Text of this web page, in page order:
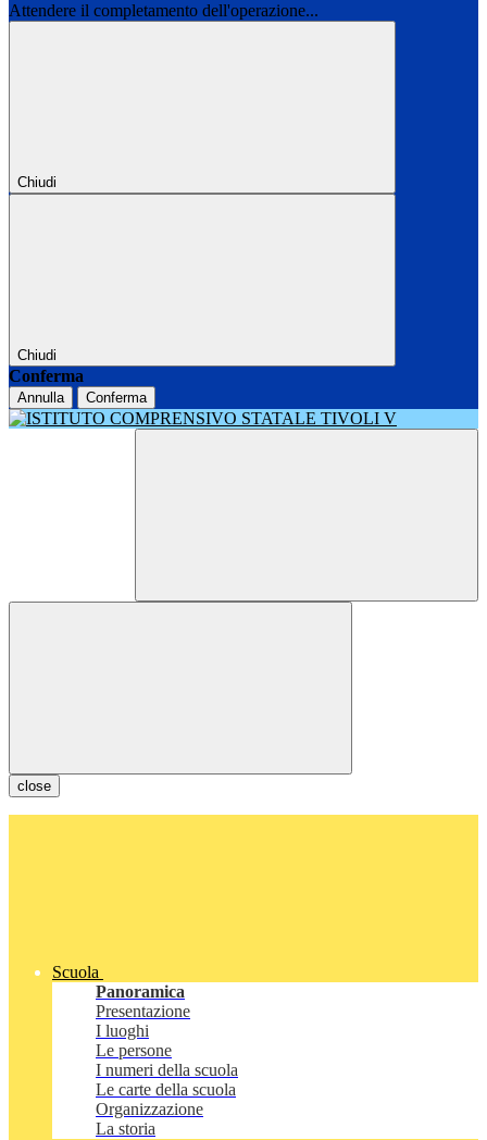
Attendere il completamento dell'operazione...
Chiudi
Chiudi
Conferma
Annulla Conferma
close
Scuola
Panoramica
Presentazione
I luoghi
Le persone
I numeri della scuola
Le carte della scuola
Organizzazione
La storia